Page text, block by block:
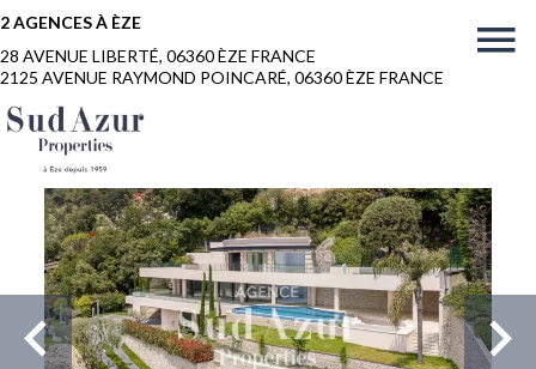
2 AGENCES À ÈZE
28 AVENUE LIBERTÉ, 06360 ÈZE FRANCE
2125 AVENUE RAYMOND POINCARÉ, 06360 ÈZE FRANCE